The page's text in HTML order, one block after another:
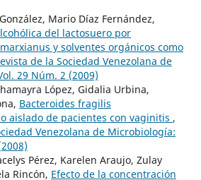
Mario Díaz Fernández,
del lactosuero por
y solventes orgánicos como
de la Sociedad Venezolana de
29 Núm. 2 (2009)
López, Gidalia Urbina,
Bacteroides fragilis
aislado de pacientes con vaginitis ,
Venezolana de Microbiología:
Pérez, Karelen Araujo, Zulay
Rincón, Efecto de la concentración